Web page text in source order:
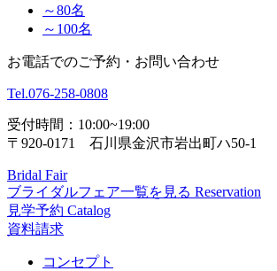
～80名
～100名
お電話でのご予約・お問い合わせ
Tel.076-258-0808
受付時間：10:00~19:00
〒920-0171 石川県金沢市岩出町ハ50-1
Bridal Fair
ブライダルフェア一覧を見る Reservation
見学予約 Catalog
資料請求
コンセプト